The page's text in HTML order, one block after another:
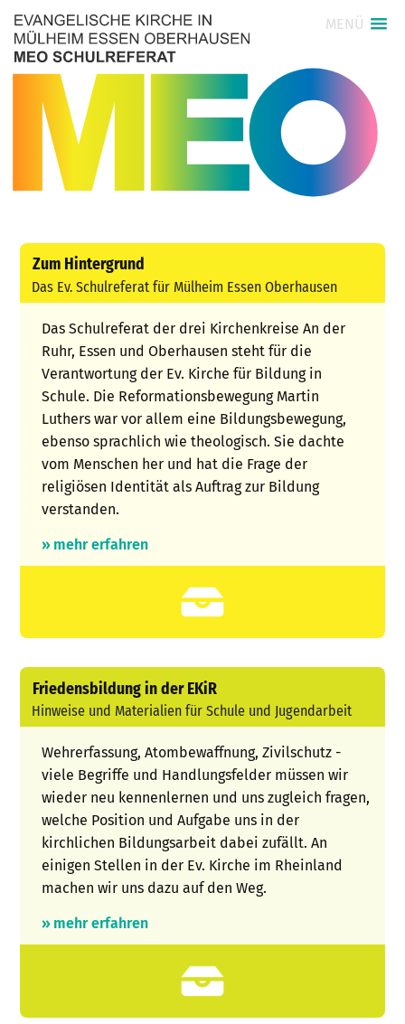
MENÜ
Zum Hintergrund
Das Ev. Schulreferat für Mülheim Essen Oberhausen
Das Schulreferat der drei Kirchenkreise An der
Ruhr, Essen und Oberhausen steht für die
Verantwortung der Ev. Kirche für Bildung in
Schule. Die Reformationsbewegung Martin
Luthers war vor allem eine Bildungsbewegung,
ebenso sprachlich wie theologisch. Sie dachte
vom Menschen her und hat die Frage der
religiösen Identität als Auftrag zur Bildung
verstanden.
» mehr erfahren
Friedensbildung in der EKiR
Hinweise und Materialien für Schule und Jugendarbeit
Wehrerfassung, Atombewaffnung, Zivilschutz -
viele Begriffe und Handlungsfelder müssen wir
wieder neu kennenlernen und uns zugleich fragen,
welche Position und Aufgabe uns in der
kirchlichen Bildungsarbeit dabei zufällt. An
einigen Stellen in der Ev. Kirche im Rheinland
machen wir uns dazu auf den Weg.
» mehr erfahren